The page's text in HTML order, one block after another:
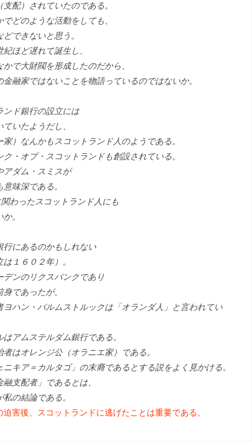
配）されていたのである。
どのような活動をしても、
できないと思う。
ほど遅れて誕生し、
で大財閥を形成したのだから、
融家ではないことを物語っているのではないか。
ンド銀行の設立には
いたようだし、
）なんかもスコットランド人のようである。
・オブ・スコットランドも創設されている。
アダム・スミスが
味深である。
わったスコットランド人にも
。
行にあるのかもしれない
１６０２年）。
デンのリクスバンクであり
であったが、
ハン・パルムストルックは「オランダ人」と言われてい
アムステルダム銀行である。
はオレンジ公（オラニエ家）である。
キア＝カルタゴ」の末裔であるとする説をよく見かける。
支配者」であるとは、
の結論である。
害後、スコットランドに逃げたことは重要である。